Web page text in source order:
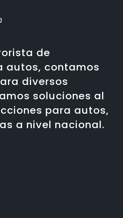
de
autos, contamos
diversos
soluciones al
para autos,
a nivel nacional.